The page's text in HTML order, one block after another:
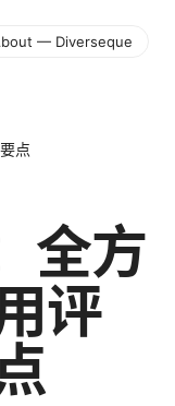
— Diverseque
点
全方
评